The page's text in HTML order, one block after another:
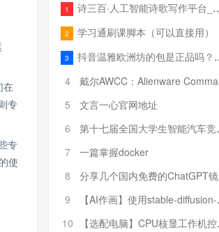
在
专
专
使
1 诗三百·人工智能诗歌写作平台_在线作诗机_藏头诗生成器_电脑对联_姓名作诗
2 学习通刷课脚本（可以直接用）
3
抖音温雅欧洲坊的包是正品吗？温雅卖的包为啥那么便宜？
4
戴尔AWCC：Alienware Command Center 故障排除方法，里面附有超全详解呦，快来快来，欢迎观看~
5
文言一心官网地址
6
第十七届全国大学生智能汽车竞赛全国总决赛参赛队伍奖项公告
7
一篇掌握docker
8
分享几个国内免费的ChatGPT镜像网址(亲测有效-4月25日更新)
9
【AI作画】使用stable-diffusion-webui搭建AI作画平台
10
【选配电脑】CPU核显工作机控制预算5000